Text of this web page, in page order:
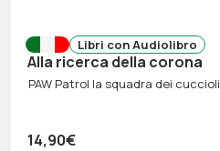
Libri con Audiolibro
Alla ricerca della corona
PAW Patrol la squadra dei cuccioli
14,90€